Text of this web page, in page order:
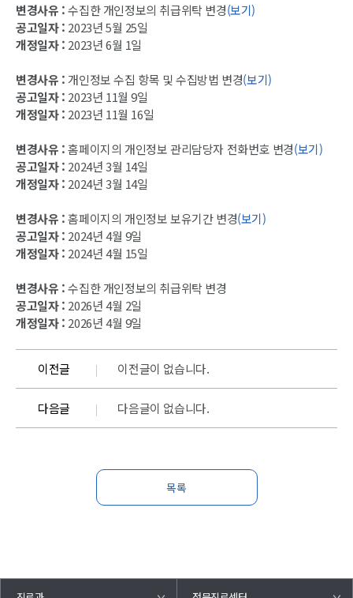
변경사유 :수집한 개인정보의 취급위탁 변경(보기)
공고일자 : 2023년 5월 25일
개정일자 : 2023년 6월 1일
변경사유 : 개인정보 수집 항목 및 수집방법 변경(보기)
공고일자 : 2023년 11월 9일
개정일자 : 2023년 11월 16일
변경사유 :홈페이지의 개인정보 관리담당자 전화번호 변경(보기)
공고일자 : 2024년 3월 14일
개정일자 : 2024년 3월 14일
변경사유 :홈페이지의 개인정보 보유기간 변경(보기)
공고일자 : 2024년 4월 9일
개정일자 : 2024년 4월 15일
변경사유 :수집한 개인정보의 취급위탁 변경
공고일자 : 2026년 4월 2일
개정일자 : 2026년 4월 9일
이전글 이전글이 없습니다.
다음글 다음글이 없습니다.
목록